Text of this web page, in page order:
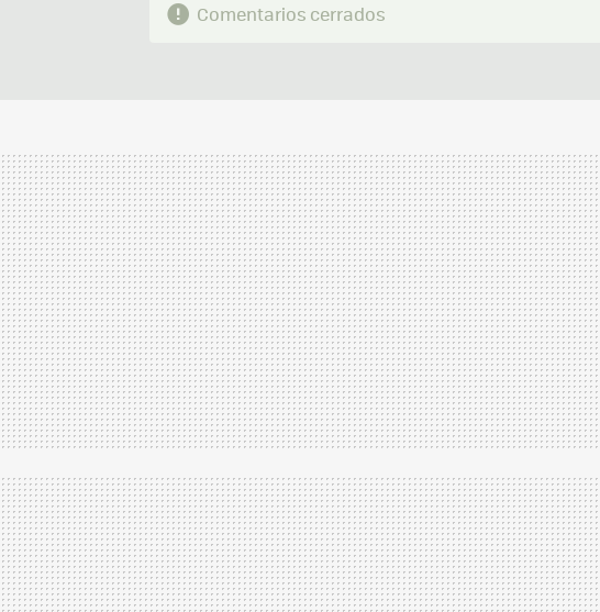
Comentarios cerrados